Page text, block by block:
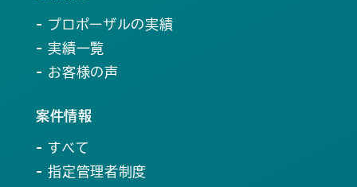
- プロポーザルの実績
- 実績一覧
- お客様の声
案件情報
- すべて
- 指定管理者制度